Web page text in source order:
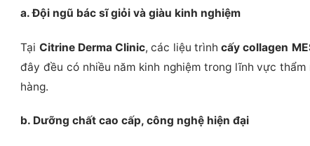
a. Đội ngũ bác sĩ giỏi và giàu kinh nghiệm
Tại Citrine Derma Clinic, các liệu trìnhcấy collagen
đây đều có nhiều năm kinh nghiệm trong lĩnh vực
hàng.
b. Dưỡng chất cao cấp, công nghệ hiện đại